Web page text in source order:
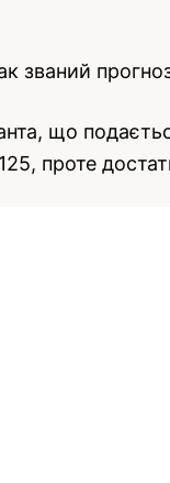
званий прогноз
що
проте